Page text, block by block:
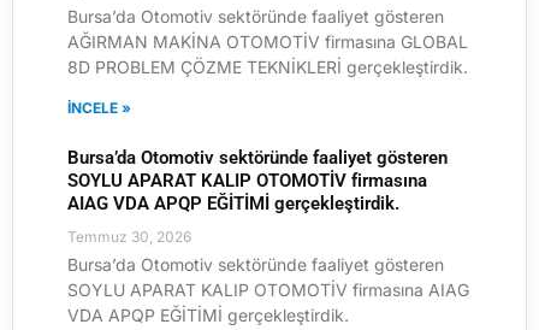
Bursa’da Otomotiv sektöründe faaliyet gösteren
AĞIRMAN MAKİNA OTOMOTİV firmasına GLOBAL
8D PROBLEM ÇÖZME TEKNİKLERİ gerçekleştirdik.
İNCELE »
Bursa’da Otomotiv sektöründe faaliyet gösteren
SOYLU APARAT KALIP OTOMOTİV firmasına
AIAG VDA APQP EĞİTİMİ gerçekleştirdik.
Temmuz 30, 2026
Bursa’da Otomotiv sektöründe faaliyet gösteren
SOYLU APARAT KALIP OTOMOTİV firmasına AIAG
VDA APQP EĞİTİMİ gerçekleştirdik.